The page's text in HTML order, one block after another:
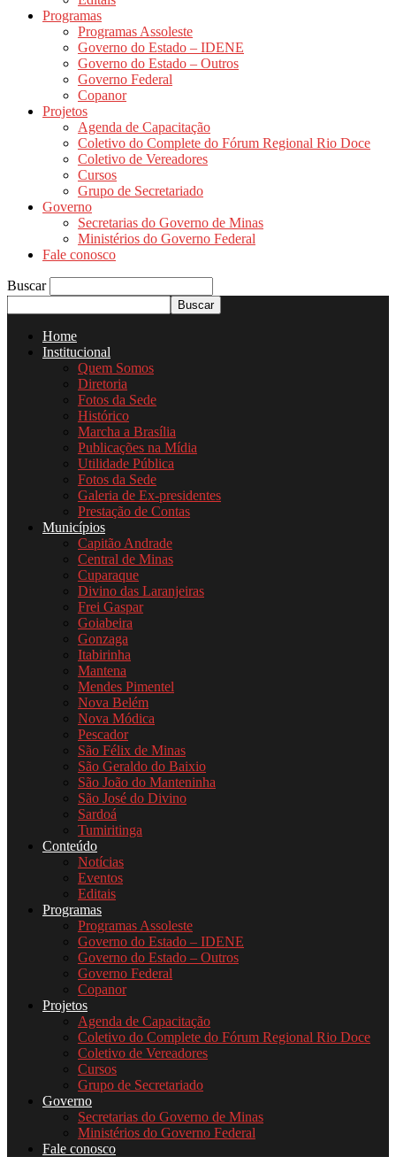
Programas
Programas Assoleste
Governo do Estado – IDENE
Governo do Estado – Outros
Governo Federal
Copanor
Projetos
Agenda de Capacitação
Coletivo do Complete do Fórum Regional Rio Doce
Coletivo de Vereadores
Cursos
Grupo de Secretariado
Governo
Secretarias do Governo de Minas
Ministérios do Governo Federal
Fale conosco
Buscar
Home
Institucional
Quem Somos
Diretoria
Fotos da Sede
Histórico
Marcha a Brasília
Publicações na Mídia
Utilidade Pública
Fotos da Sede
Galeria de Ex-presidentes
Prestação de Contas
Municípios
Capitão Andrade
Central de Minas
Cuparaque
Divino das Laranjeiras
Frei Gaspar
Goiabeira
Gonzaga
Itabirinha
Mantena
Mendes Pimentel
Nova Belém
Nova Módica
Pescador
São Félix de Minas
São Geraldo do Baixio
São João do Manteninha
São José do Divino
Sardoá
Tumiritinga
Conteúdo
Notícias
Eventos
Editais
Programas
Programas Assoleste
Governo do Estado – IDENE
Governo do Estado – Outros
Governo Federal
Copanor
Projetos
Agenda de Capacitação
Coletivo do Complete do Fórum Regional Rio Doce
Coletivo de Vereadores
Cursos
Grupo de Secretariado
Governo
Secretarias do Governo de Minas
Ministérios do Governo Federal
Fale conosco